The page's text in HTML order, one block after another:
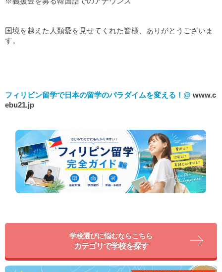
国境を越えた人類愛を見せてくれた皆様、ありがとうございま
す。
フィリピン留学で日本の留学のパラダイムを変える！@ www.c
ebu21.jp
学校選びに悩むならこちら
カテゴリで学校を探す